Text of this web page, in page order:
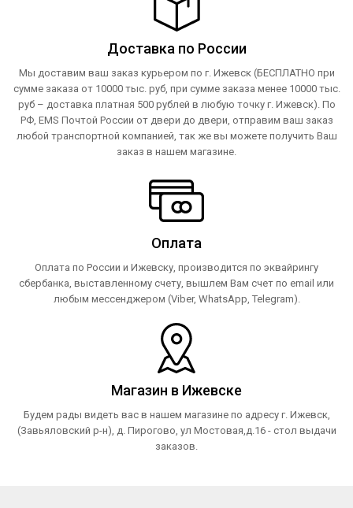
Доставка по России
Мы доставим ваш заказ курьером по г. Ижевск (БЕСПЛАТНО при
сумме заказа от 10000 тыс. руб, при сумме заказа менее 10000 тыс.
руб – доставка платная 500 рублей в любую точку г. Ижевск). По
РФ, EMS Почтой России от двери до двери, отправим ваш заказ
любой транспортной компанией, так же вы можете получить Ваш
заказ в нашем магазине.
Оплата
Оплата по России и Ижевску, производится по эквайрингу
сбербанка, выставленному счету, вышлем Вам счет по email или
любым мессенджером (Viber, WhatsApp, Telegram).
Магазин в Ижевске
Будем рады видеть вас в нашем магазине по адресу г. Ижевск,
(Завьяловский р-н), д. Пирогово, ул Мостовая,д.16 - стол выдачи
заказов.